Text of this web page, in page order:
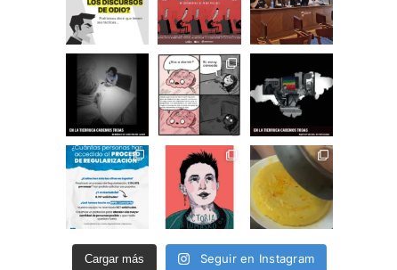
Cargar más Seguir en Instagram